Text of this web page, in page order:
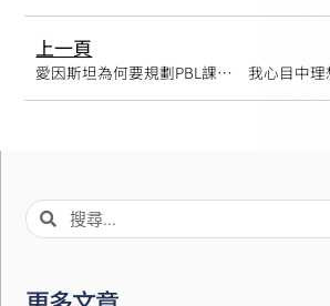
上一頁
愛因斯坦為何要規劃PBL課程？